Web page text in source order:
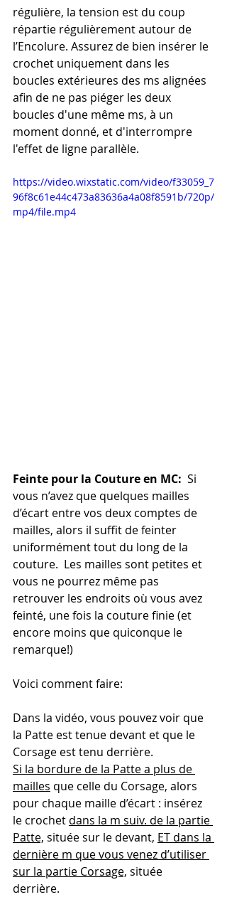
régulière, la tension est du coup
répartie régulièrement autour de
l’Encolure. Assurez de bien insérer le
crochet uniquement dans les
boucles extérieures des ms alignées
afin de ne pas piéger les deux
boucles d'une même ms, à un
moment donné, et d'interrompre
l'effet de ligne parallèle.
https://video.wixstatic.com/video/f33059_7
96f8c61e44c473a83636a4a08f8591b/720p/
mp4/file.mp4
Feinte pour la Couture en MC:
  Si
vous n’avez que quelques mailles
d’écart entre vos deux comptes de
mailles, alors il suffit de feinter
uniformément tout du long de la
couture.  Les mailles sont petites et
vous ne pourrez même pas
retrouver les endroits où vous avez
feinté, une fois la couture finie (et
encore moins que quiconque le
remarque!)
Voici comment faire:
Dans la vidéo, vous pouvez voir que
la Patte est tenue devant et que le
Corsage est tenu derrière.
Si la bordure de la Patte a plus de
mailles que celle du Corsage, alors
pour chaque maille d’écart : insérez
le crochet dans la m suiv. de la partie
Patte, située sur le devant, ET dans la
dernière m que vous venez d’utiliser
sur la partie Corsage, située
derrière.